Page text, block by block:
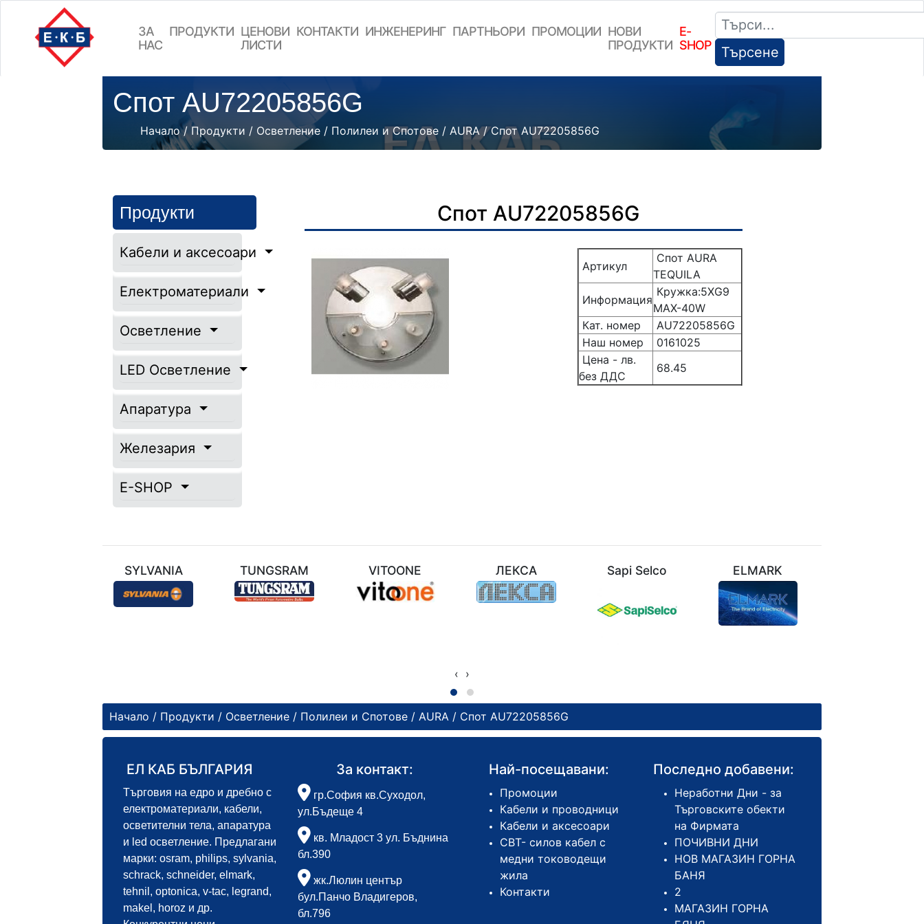
ЗА
НАС
ПРОДУКТИ ЦEНОВИ
ЛИСТИ
КОНТАКТИ ИНЖЕНЕРИНГ ПАРТНЬОРИ ПРОМОЦИИ НОВИ
ПРОДУКТИ
E-
SHOP
Търсене
Спот AU72205856G
Начало/ Продукти / Осветление / Полилеи и Спотове /AURA/ Спот AU72205856G
Продукти
Кабели и аксесоари
Електроматериали
Осветление
LED Осветление
Апаратура
Железария
E-SHOP
Спот AU72205856G
Артикул
Спот AURA
TEQUILA
Информация
Кружка:5XG9
MAX-40W
Кат. номер
AU72205856G
Наш номер
0161025
Цена - лв.
без ДДС
68.45
SYLVANIA TUNGSRAM VITOONE ЛЕКСА Sapi Selco ELMARK
‹ ›
Начало / Продукти / Осветление / Полилеи и Спотове /AURA / Спот AU72205856G
ЕЛ КАБ БЪЛГАРИЯ
Търговия на едро и дребно с
електроматериали, кабели,
осветителни тела, апаратура
и led осветление. Предлагани
марки: osram, philips, sylvania,
schrack, schneider, elmark,
tehnil, optonica, v-tac, legrand,
makel, horoz и др.
За контакт:
гр.София кв.Суходол,
ул.Бъдеще 4
кв. Младост 3 ул. Бъднина
бл.390
жк.Люлин център
бул.Панчо Владигеров,
бл.796
Най-посещавани:
Промоции
Кабели и проводници
Кабели и аксесоари
СВТ- силов кабел с
медни тоководещи
жила
Контакти
Последно добавени:
Неработни Дни - за
Търговските обекти
на Фирмата
ПОЧИВНИ ДНИ
НОВ МАГАЗИН ГОРНА
БАНЯ
2
МАГАЗИН ГОРНА